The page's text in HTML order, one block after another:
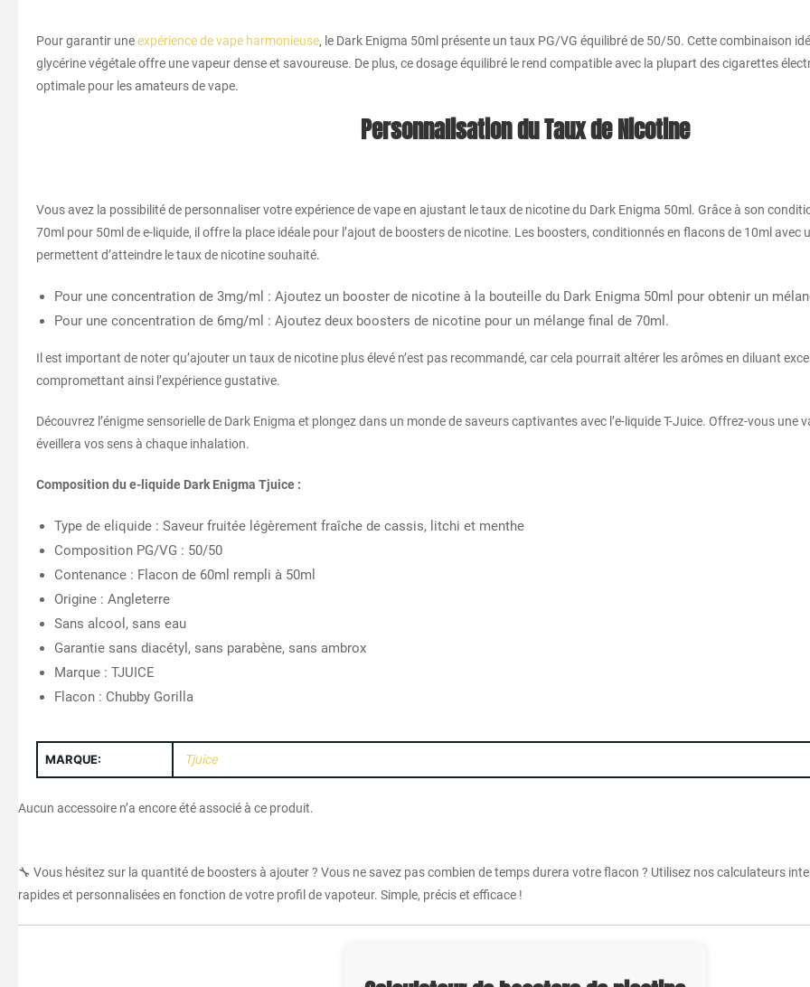
Pour garantir uneexpérience de vape harmonieuse, le Dark Enigma 50ml présente un taux PG/VG équilibré de 50/50. Cette combinaison
glycérine végétale offre une vapeur dense et savoureuse. De plus, ce dosage équilibré le rend compatible avec la plupart des cigarettes
optimale pour les amateurs de vape.
Personnalisation du Taux de Nicotine
Vous avez la possibilité de personnaliser votre expérience de vape en ajustant le taux de nicotine du Dark Enigma 50ml. Grâce à son
70ml pour 50ml de e-liquide, il offre la place idéale pour l’ajout de boosters de nicotine. Les boosters, conditionnés en flacons de 10ml
permettent d’atteindre le taux de nicotine souhaité.
Pour une concentration de 3mg/ml : Ajoutez un booster de nicotine à la bouteille du Dark Enigma 50ml pour obtenir un
Pour une concentration de 6mg/ml : Ajoutez deux boosters de nicotine pour un mélange final de 70ml.
Il est important de noter qu’ajouter un taux de nicotine plus élevé n’est pas recommandé, car cela pourrait altérer les arômes en diluant
compromettant ainsi l’expérience gustative.
Découvrez l’énigme sensorielle de Dark Enigma et plongez dans un monde de saveurs captivantes avec l’e-liquide T-Juice. Offrez-vous une
éveillera vos sens à chaque inhalation.
Composition du e-liquide Dark Enigma Tjuice :
Type de eliquide : Saveur fruitée légèrement fraîche de cassis, litchi et menthe
Composition PG/VG : 50/50
Contenance : Flacon de 60ml rempli à 50ml
Origine : Angleterre
Sans alcool, sans eau
Garantie sans diacétyl, sans parabène, sans ambrox
Marque : TJUICE
Flacon : Chubby Gorilla
MARQUE: Tjuice
Aucun accessoire n’a encore été associé à ce produit.
🔧 Vous hésitez sur la quantité de boosters à ajouter ? Vous ne savez pas combien de temps durera votre flacon ? Utilisez nos calculateurs
rapides et personnalisées en fonction de votre profil de vapoteur. Simple, précis et efficace !